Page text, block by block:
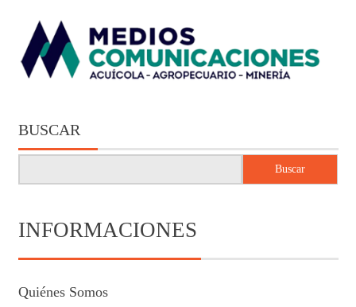
BUSCAR
Buscar
INFORMACIONES
Quiénes Somos